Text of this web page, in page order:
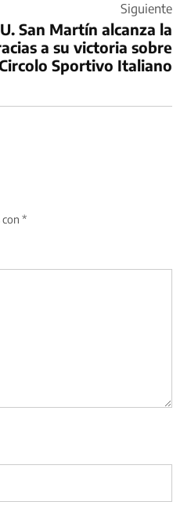
Siguiente
San Martín alcanza la
a su victoria sobre
Sportivo Italiano
*